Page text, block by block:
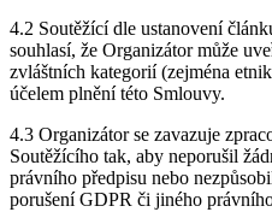
4.2 Soutěžící dle ustanovení
souhlasí, že Organizátor může
zvláštních kategorií (zejména
účelem plnění této Smlouvy.
4.3 Organizátor se zavazuje
Soutěžícího tak, aby neporušil
právního předpisu nebo
porušení GDPR či jiného